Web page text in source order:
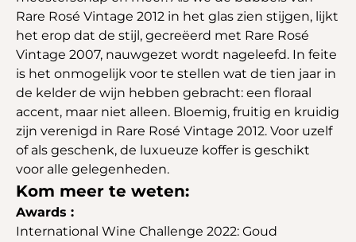
Rare Rosé Vintage 2012 in het glas zien stijgen, lijkt
het erop dat de stijl, gecreëerd met Rare Rosé
Vintage 2007, nauwgezet wordt nageleefd. In feite
is het onmogelijk voor te stellen wat de tien jaar in
de kelder de wijn hebben gebracht: een floraal
accent, maar niet alleen. Bloemig, fruitig en kruidig
zijn verenigd in Rare Rosé Vintage 2012. Voor uzelf
of als geschenk, de luxueuze koffer is geschikt
voor alle gelegenheden.
Kom meer te weten:
Awards :
International Wine Challenge 2022: Goud